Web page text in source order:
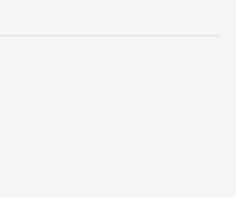
合せ窓口
～ 18:00）